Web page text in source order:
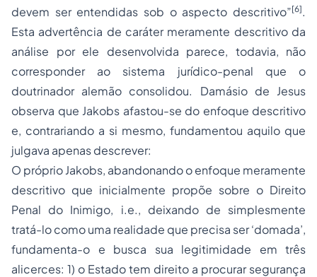
devem ser entendidas sob o aspecto descritivo”[6].
Esta advertência de caráter meramente descritivo da
análise por ele desenvolvida parece, todavia, não
corresponder ao sistema jurídico-penal que o
doutrinador alemão consolidou. Damásio de Jesus
observa que Jakobs afastou-se do enfoque descritivo
e, contrariando a si mesmo, fundamentou aquilo que
julgava apenas descrever:
O próprio Jakobs, abandonando o enfoque meramente
descritivo que inicialmente propõe sobre o Direito
Penal do Inimigo, i.e., deixando de simplesmente
tratá-lo como uma realidade que precisa ser ‘domada’,
fundamenta-o e busca sua legitimidade em três
alicerces: 1) o Estado tem direito a procurar segurança